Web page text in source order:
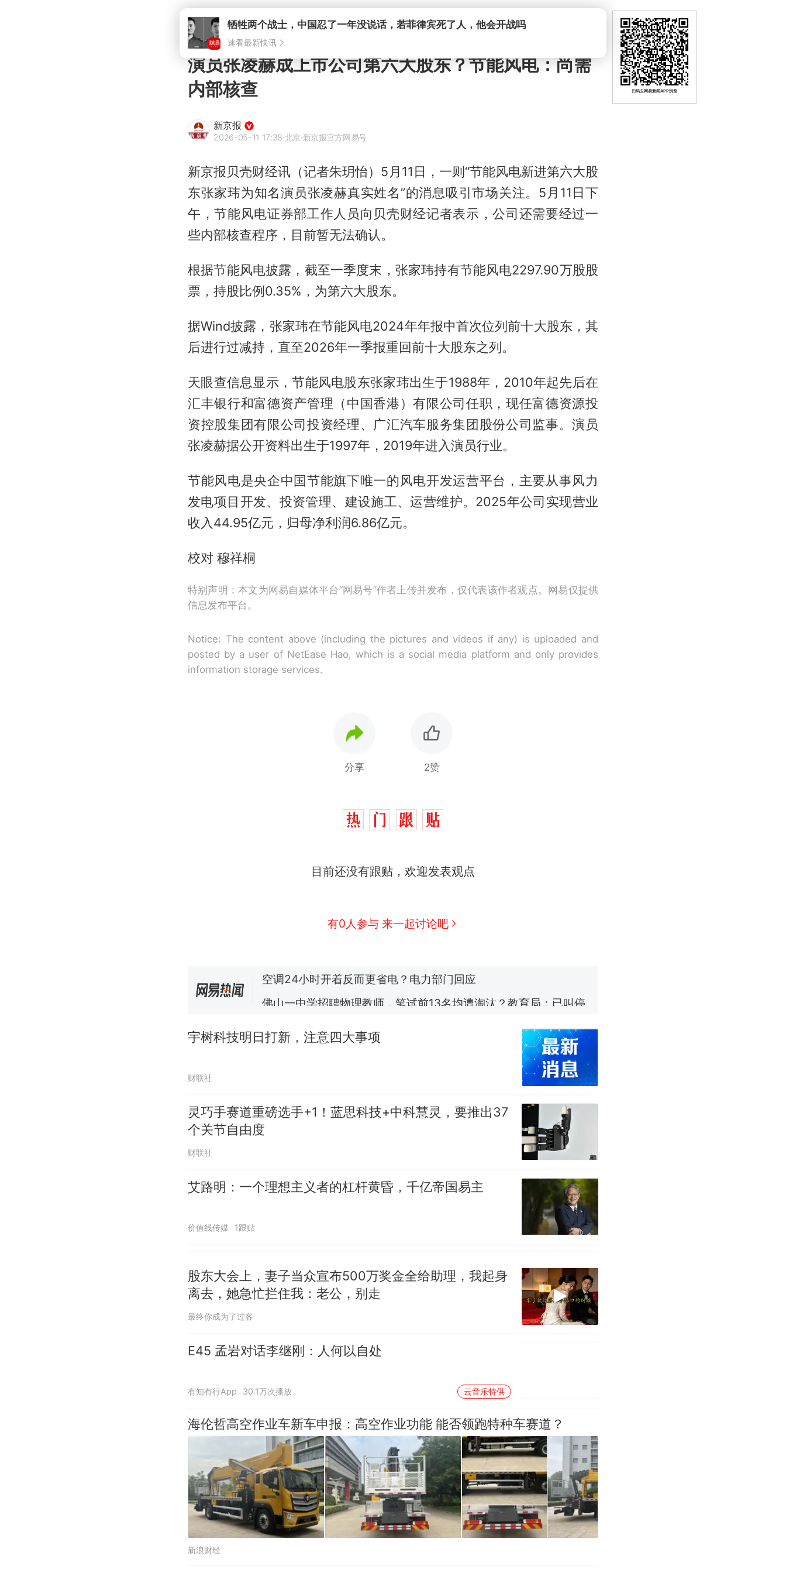
牺牲两个战士，中国忍了一年没说话，若菲律宾死了人，他会开战吗
速看最新快讯
演员张凌赫成上市公司第六大股东？节能风电：尚需
内部核查
新京报
2026-05-11 17:38·北京·新京报官方网易号
新京报贝壳财经讯（记者朱玥怡）5月11日，一则“节能风电新进第六大股
东张家玮为知名演员张凌赫真实姓名”的消息吸引市场关注。5月11日下
午，节能风电证券部工作人员向贝壳财经记者表示，公司还需要经过一
些内部核查程序，目前暂无法确认。
根据节能风电披露，截至一季度末，张家玮持有节能风电2297.90万股股
票，持股比例0.35%，为第六大股东。
据Wind披露，张家玮在节能风电2024年年报中首次位列前十大股东，其
后进行过减持，直至2026年一季报重回前十大股东之列。
天眼查信息显示，节能风电股东张家玮出生于1988年，2010年起先后在
汇丰银行和富德资产管理（中国香港）有限公司任职，现任富德资源投
资控股集团有限公司投资经理、广汇汽车服务集团股份公司监事。演员
张凌赫据公开资料出生于1997年，2019年进入演员行业。
节能风电是央企中国节能旗下唯一的风电开发运营平台，主要从事风力
发电项目开发、投资管理、建设施工、运营维护。2025年公司实现营业
收入44.95亿元，归母净利润6.86亿元。
校对 穆祥桐
特别声明：本文为网易自媒体平台“网易号”作者上传并发布，仅代表该作者观点。网易仅提供
信息发布平台。
Notice: The content above (including the pictures and videos if any) is uploaded and
posted by a user of NetEase Hao, which is a social media platform and only provides
information storage services.
分享 2赞
目前还没有跟贴，欢迎发表观点
有0人参与 来一起讨论吧
十多万人报名的考试，成绩全部作废，公平么？
骑行绕了几乎整个国境线一圈，还曾两次到中国寻根
视频丨只要一枚命中就能让航母瘫痪 轰-6J实力有多强？
佛山一中学招聘物理教师，笔试前13名均遭淘汰？教育局：已叫停
招聘，成立调查组全面核查
宇树科技明日打新，注意四大事项
财联社
灵巧手赛道重磅选手+1！蓝思科技+中科慧灵，要推出37
个关节自由度
财联社
艾路明：一个理想主义者的杠杆黄昏，千亿帝国易主
价值线传媒 1跟贴
股东大会上，妻子当众宣布500万奖金全给助理，我起身
离去，她急忙拦住我：老公，别走
最终你成为了过客
E45 孟岩对话李继刚：人何以自处
有知有行App 30.1万次播放 云音乐特供
海伦哲高空作业车新车申报：高空作业功能 能否领跑特种车赛道？
新浪财经
扫码去网易新闻APP浏览